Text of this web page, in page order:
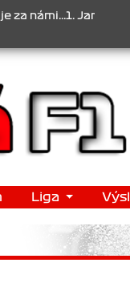
Jan Veselý ,
Liga